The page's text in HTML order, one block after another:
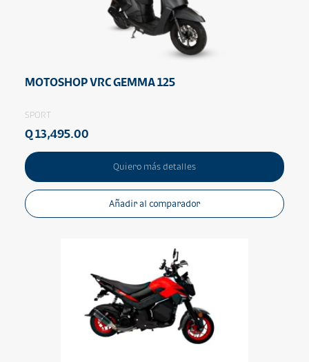
MOTOSHOP VRC GEMMA 125
SPORT
Q 13,495.00
Quiero más detalles
Añadir al comparador